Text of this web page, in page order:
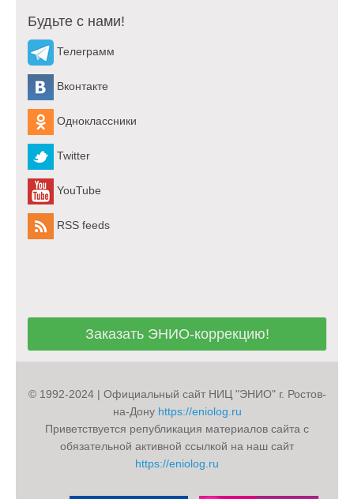
Будьте с нами!
Телеграмм
Вконтакте
Одноклассники
Twitter
YouTube
RSS feeds
Заказать ЭНИО-коррекцию!
© 1992-2024 | Официальный сайт НИЦ "ЭНИО" г. Ростов-
на-Дону https://eniolog.ru
Приветствуется републикация материалов сайта с
обязательной активной ссылкой на наш сайт
https://eniolog.ru